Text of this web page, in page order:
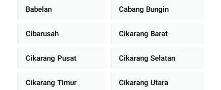
Babelan Cabang Bungin
Cibarusah Cikarang Barat
Cikarang Pusat Cikarang Selatan
Cikarang Timur Cikarang Utara